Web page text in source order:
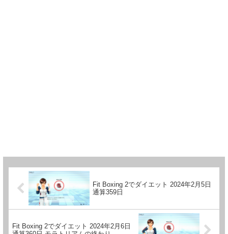
Fit Boxing 2でダイエット 2024年2月5日
通算359日
Fit Boxing 2でダイエット 2024年2月6日